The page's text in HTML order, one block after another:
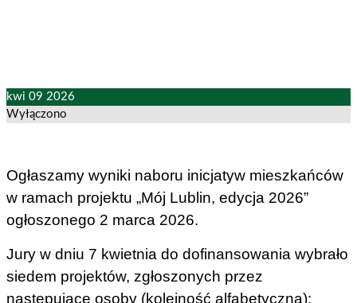
kwi 09 2026
Wyłączono
Ogłaszamy wyniki naboru inicjatyw mieszkańców
w ramach projektu „Mój Lublin, edycja 2026”
ogłoszonego 2 marca 2026.
Jury w dniu 7 kwietnia do dofinansowania wybrało
siedem projektów, zgłoszonych przez
następujące osoby (kolejność alfabetyczna):